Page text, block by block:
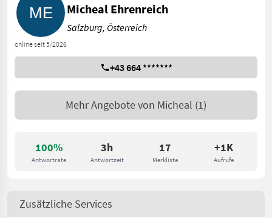
100%
Antwortrate
3h
Antwortzeit
17
Merkliste
+1K
Aufrufe
online seit 5/2026
Micheal Ehrenreich
Salzburg, Österreich
+43 664 *******
Mehr Angebote von Micheal (1)
Zusätzliche Services